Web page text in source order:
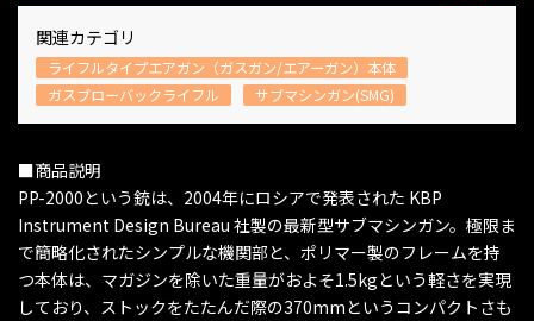
関連カテゴリ
ライフルタイプエアガン（ガスガン/エアーガン）本体
ガスブローバックライフル
サブマシンガン(SMG)
■商品説明
PP-2000という銃は、2004年にロシアで発表された KBP
Instrument Design Bureau 社製の最新型サブマシンガン。極限ま
で簡略化されたシンプルな機関部と、ポリマー製のフレームを持
つ本体は、マガジンを除いた重量がおよそ1.5kgという軽さを実現
しており、ストックをたたんだ際の370mmというコンパクトさも